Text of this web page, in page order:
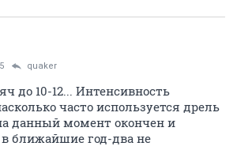
quaker
до 10-12... Интенсивность
часто используется дрель
данный момент окончен и
ближайшие год-два не